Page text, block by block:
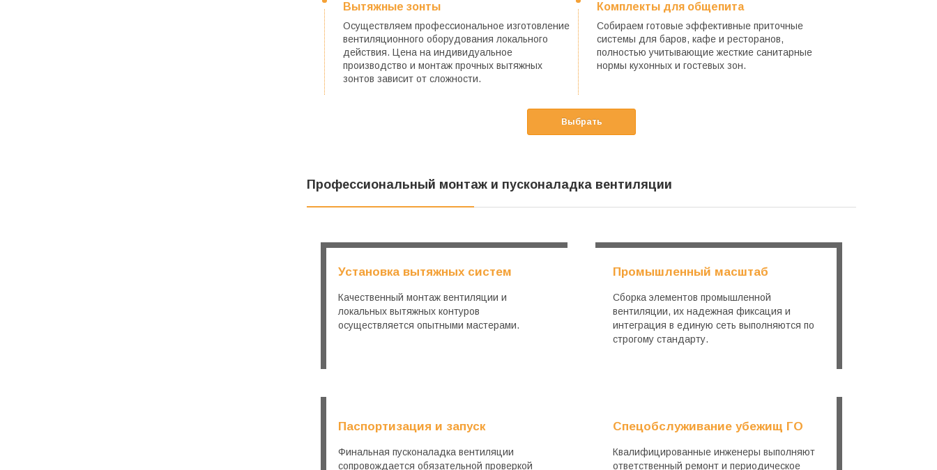
Вытяжные зонты
Осуществляем профессиональное изготовление
вентиляционного оборудования локального
действия. Цена на индивидуальное
производство и монтаж прочных вытяжных
зонтов зависит от сложности.
Комплекты для общепита
Собираем готовые эффективные приточные
системы для баров, кафе и ресторанов,
полностью учитывающие жесткие санитарные
нормы кухонных и гостевых зон.
Выбрать
Профессиональный монтаж и пусконаладка вентиляции
Установка вытяжных систем
Качественный монтаж вентиляции и
локальных вытяжных контуров
осуществляется опытными мастерами.
Промышленный масштаб
Сборка элементов промышленной
вентиляции, их надежная фиксация и
интеграция в единую сеть выполняются по
строгому стандарту.
Паспортизация и запуск
Финальная пусконаладка вентиляции
сопровождается обязательной проверкой
Спецобслуживание убежищ ГО
Квалифицированные инженеры выполняют
ответственный ремонт и периодическое